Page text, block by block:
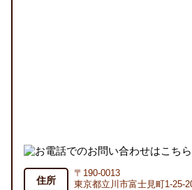
住所
〒190-0013
東京都立川市富士見町1-25-